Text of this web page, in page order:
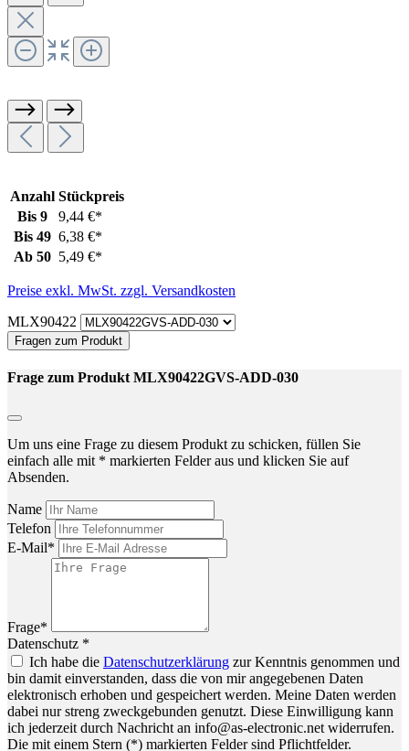
Anzahl Stückpreis
Bis 9
9,44 €*
Bis 49 6,38 €*
Ab 50 5,49 €*
Preise exkl. MwSt. zzgl. Versandkosten
MLX90422
Fragen zum Produkt
Frage zum Produkt MLX90422GVS-ADD-030
Um uns eine Frage zu diesem Produkt zu schicken, füllen Sie
einfach alle mit * markierten Felder aus und klicken Sie auf
Absenden.
Name
Telefon
E-Mail*
Frage*
Datenschutz *
Ich habe die Datenschutzerklärung zur Kenntnis genommen und
bin damit einverstanden, dass die von mir angegebenen Daten
elektronisch erhoben und gespeichert werden. Meine Daten werden
dabei nur streng zweckgebunden genutzt. Diese Einwilligung kann
ich jederzeit durch Nachricht an info@as-electronic.net widerrufen.
Die mit einem Stern (*) markierten Felder sind Pflichtfelder.